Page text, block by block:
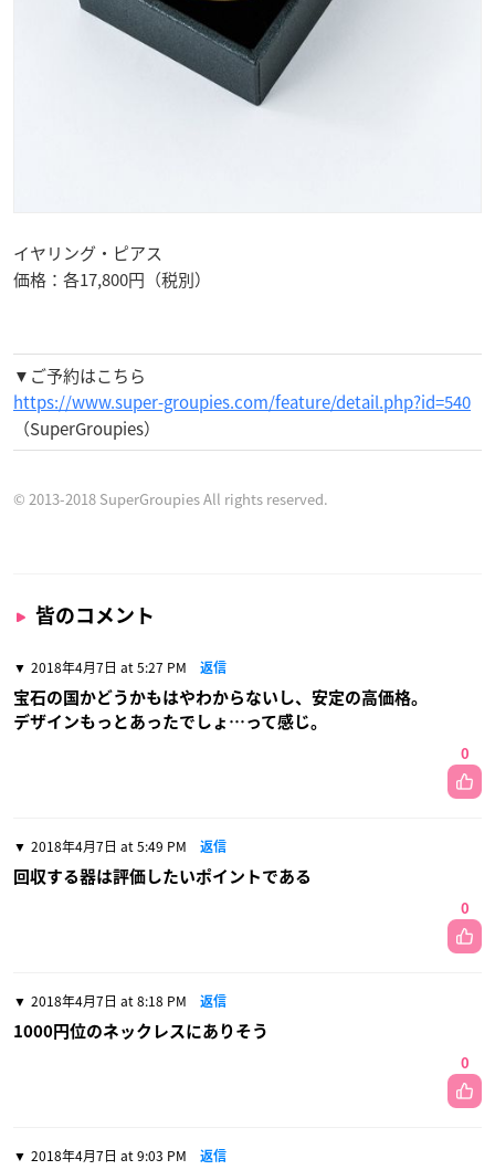
イヤリング・ピアス
価格：各17,800円（税別）
▼ご予約はこちら
https://www.super-groupies.com/feature/detail.php?id=540
（SuperGroupies）
© 2013-2018 SuperGroupies All rights reserved.
皆のコメント
2018年4月7日 at 5:27 PM 返信
宝石の国かどうかもはやわからないし、安定の高価格。
デザインもっとあったでしょ…って感じ。
0
2018年4月7日 at 5:49 PM 返信
回収する器は評価したいポイントである
0
2018年4月7日 at 8:18 PM 返信
1000円位のネックレスにありそう
0
2018年4月7日 at 9:03 PM 返信